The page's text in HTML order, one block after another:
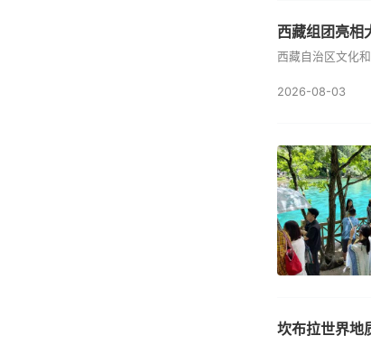
西藏组团亮相
西藏自治区文化
2026-08-03
坎布拉世界地